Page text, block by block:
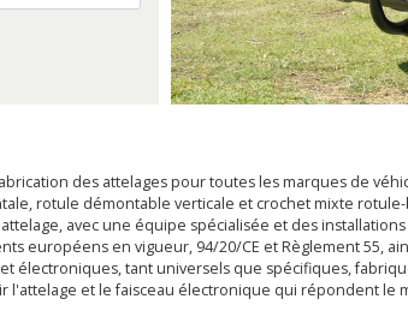
des attelages pour toutes les marques de
rotule démontable verticale et crochet mixte
avec une équipe spécialisée et des
européens en vigueur, 94/20/CE et Règlement 55,
électroniques, tant universels que spécifiques,
et le faisceau électronique qui répondent le